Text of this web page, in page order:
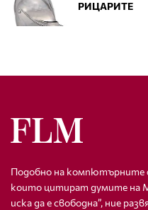
РИЦАРИТЕ
Подобно на компютърните
които цитират думите на
иска да е свободна”, ние